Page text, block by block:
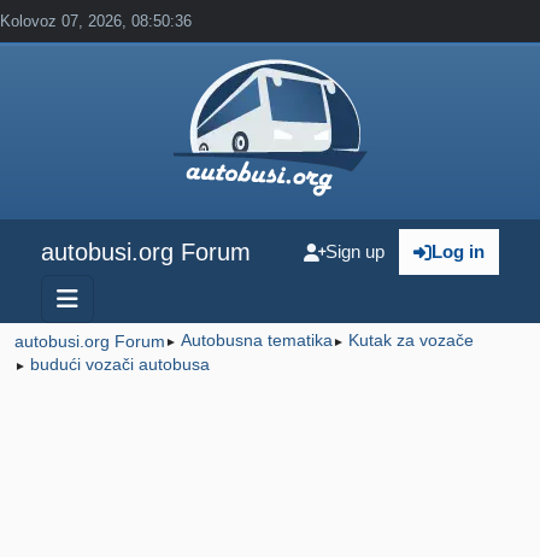
Kolovoz 07, 2026, 08:50:36
autobusi.org Forum Log in
Sign up
autobusi.org Forum ► Autobusna tematika ► Kutak za vozače
► budući vozači autobusa